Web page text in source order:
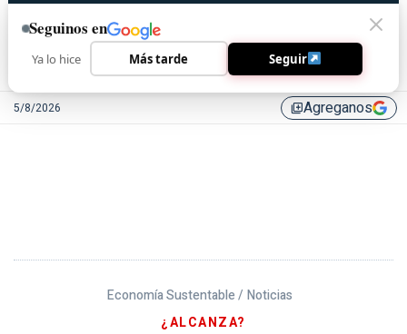
5/8/2026 library_addAgreganos
Economía Sustentable / Noticias
¿ALCANZA?
Seguinos en
Ya lo hice Más tarde Seguir